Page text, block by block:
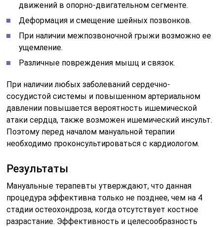
движений в опорно-двигательном сегменте.
Деформация и смещение шейных позвонков.
При наличии межпозвоночной грыжи возможно ее
ущемление.
Различные повреждения мышц и связок.
При наличии любых заболеваний сердечно-
сосудистой системы и повышенном артериальном
давлении повышается вероятность ишемической
атаки сердца, также возможен ишемический инсульт.
Поэтому перед началом мануальной терапии
необходимо проконсультироваться с кардиологом.
Результаты
Мануальные терапевты утверждают, что данная
процедура эффективна только не позднее, чем на 4
стадии остеохондроза, когда отсутствует костное
разрастание. Эффективность и целесообразность